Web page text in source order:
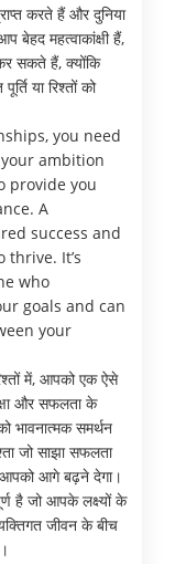
करते हैं और दुनिया
महत्वाकांक्षी हैं,
सकते हैं, क्योंकि
या रिश्तों को
you need
ambition
provide you
A
success and
It’s
who
goals and can
your
में, आपको एक ऐसे
और सफलता के
भावनात्मक समर्थन
जो साझा सफलता
आपको आगे बढ़ने देगा।
है जो आपके लक्ष्यों के
जीवन के बीच